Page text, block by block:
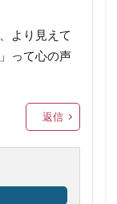
より見えて
って心の声
返信